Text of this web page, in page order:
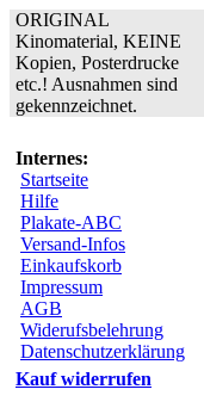
ORIGINAL
Kinomaterial, KEINE
Kopien, Posterdrucke
etc.! Ausnahmen sind
gekennzeichnet.
Internes:
Startseite
Hilfe
Plakate-ABC
Versand-Infos
Einkaufskorb
Impressum
AGB
Widerufsbelehrung
Datenschutzerklärung
Kauf widerrufen